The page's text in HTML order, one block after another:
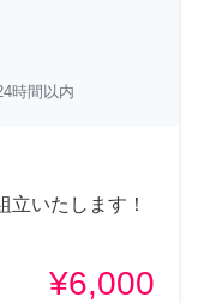
時間以内
立いたします！
¥6,000